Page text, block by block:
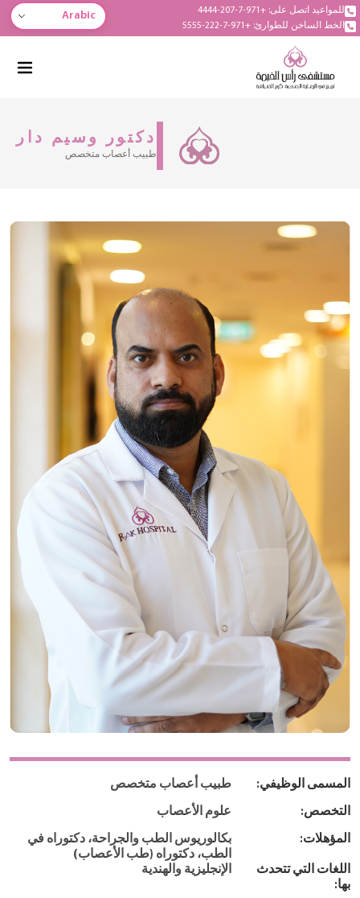
للمواعيد اتصل على: +971-7-207-4444
الخط الساخن للطوارئ: +971-7-222-5555
Arabic
دكتور وسيم دار
طبيب أعصاب متخصص
المسمى الوظيفي: طبيب أعصاب متخصص
التخصص: علوم الأعصاب
المؤهلات:
بكالوريوس الطب والجراحة، دكتوراه في
الطب، دكتوراه (طب الأعصاب)
اللغات التي تتحدث
بها:
الإنجليزية والهندية